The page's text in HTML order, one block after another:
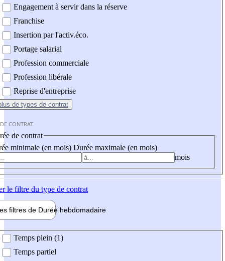
Engagement à servir dans la réserve
Franchise
Insertion par l'activ.éco.
Portage salarial
Profession commerciale
Profession libérale
Reprise d'entreprise
de types de contrat
CONTRAT
de contrat
minimale (en mois) Durée maximale (en mois)
mois
le filtre du type de contrat
filtres de Durée hebdomadaire
Temps plein (1)
Temps partiel